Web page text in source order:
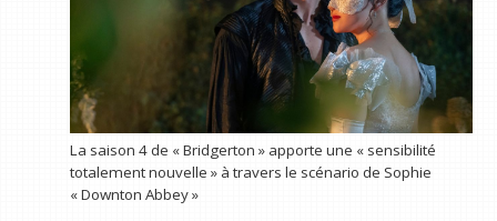
La saison 4 de « Bridgerton » apporte une « sensibilité
totalement nouvelle » à travers le scénario de Sophie
« Downton Abbey »